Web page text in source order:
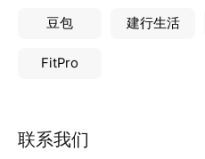
豆包 建行生活
FitPro
联系我们